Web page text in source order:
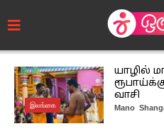
இலங்கை
யாழில்
வாசி
Mano